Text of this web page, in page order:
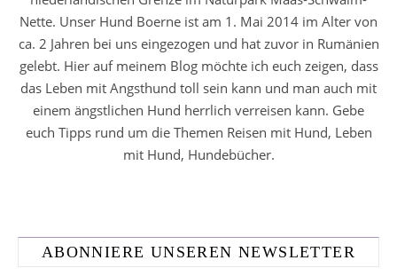
Nette. Unser Hund Boerne ist am 1. Mai 2014 im Alter von
ca. 2 Jahren bei uns eingezogen und hat zuvor in Rumänien
gelebt. Hier auf meinem Blog möchte ich euch zeigen, dass
das Leben mit Angsthund toll sein kann und man auch mit
einem ängstlichen Hund herrlich verreisen kann. Gebe
euch Tipps rund um die Themen Reisen mit Hund, Leben
mit Hund, Hundebücher.
ABONNIERE UNSEREN NEWSLETTER